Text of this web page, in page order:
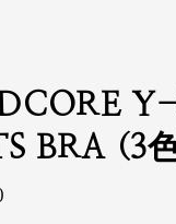
BRA (3